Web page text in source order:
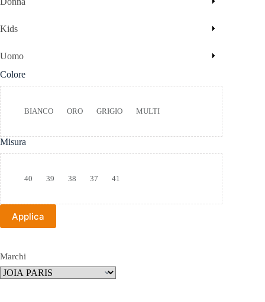
Kids
Uomo
Colore
Colore
BIANCO ORO GRIGIO MULTI
Misura
Taglia
40 39 38 37 41
Applica
Marchi